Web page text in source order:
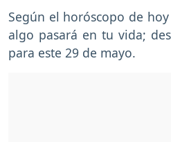
Según el horóscopo de hoy
algo pasará en tu vida;
para este 29 de mayo.